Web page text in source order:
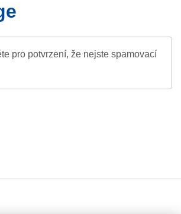
pro potvrzení, že nejste spamovací